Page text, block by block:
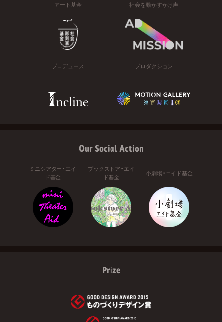
アート基金 社会を動かすかけ声
プロデュース プロダクション
Our Social Action
ミニシアター・エイ
ド基金
ブックストア・エイ
ド基金
小劇場・エイド基金
Prize